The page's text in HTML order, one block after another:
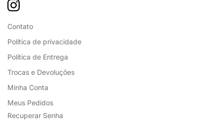
Contato
Política de privacidade
Política de Entrega
Trocas e Devoluções
Minha Conta
Meus Pedidos
Recuperar Senha